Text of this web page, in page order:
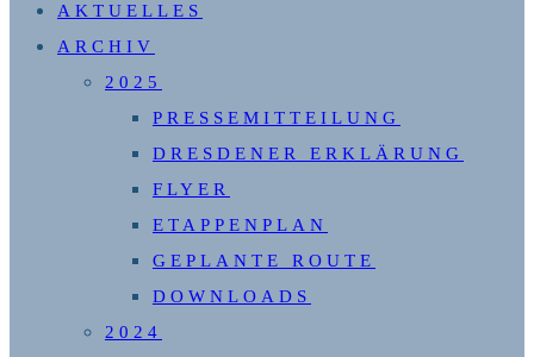
UMSCHALTEN
AKTUELLES
ARCHIV
2025
PRESSEMITTEILUNG
DRESDENER ERKLÄRUNG
FLYER
ETAPPENPLAN
GEPLANTE ROUTE
DOWNLOADS
2024